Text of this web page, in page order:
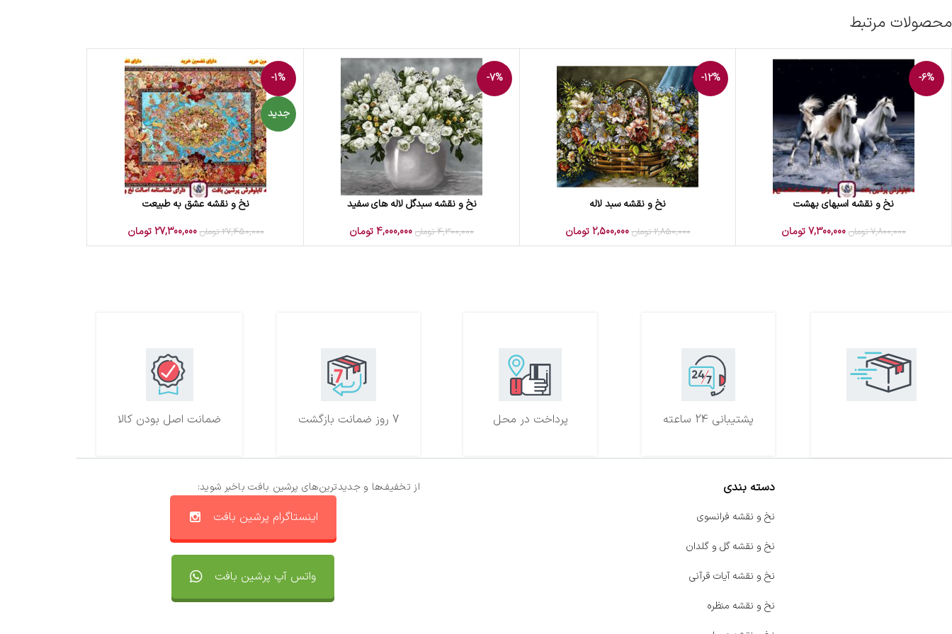
محصولات مرتبط
-6%
افزودن به سبد خریدنخ و نقشه اسبهای بهشت
7,800,000 تومان 7,300,000تومان
-12%
افزودن به سبد خریدنخ و نقشه سبد لاله
2,850,000 تومان 2,500,000 تومان
-7%
افزودن به سبد خرید
نخ و نقشه سبدگل لاله های سفید
4,300,000 تومان 4,000,000تومان
-1%
جدید
افزودن به سبد خریدنخ و نقشه عشق به طبیعت
27,450,000 تومان 27,300,000 تومان
ضمانت اصل بودن کالا 7 روز ضمانت بازگشت پرداخت در محل پشتیبانی 24 ساعته
از تخفیف‌ها و جدیدترین‌های پرشین بافت باخبر شوید:
اینستاگرام پرشین بافت
واتس آپ پرشین بافت
دسته بندی
نخ و نقشه فرانسوی
نخ و نقشه گل و گلدان
نخ و نقشه آیات قرآنی
نخ و نقشه منظره